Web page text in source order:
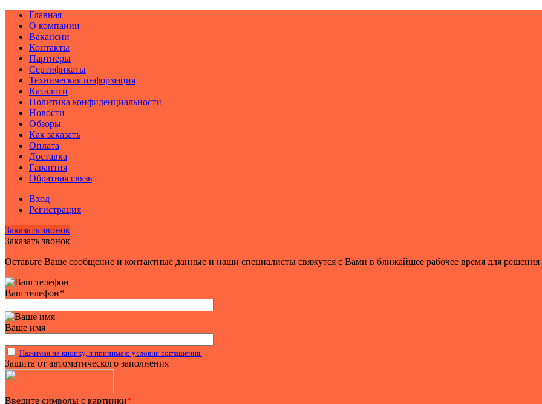
Главная
О компании
Вакансии
Контакты
Партнеры
Сертификаты
Техническая информация
Каталоги
Политика конфиденциальности
Новости
Обзоры
Как заказать
Оплата
Доставка
Гарантия
Обратная связь
Вход
Регистрация
Заказать звонок
Заказать звонок
Оставьте Ваше сообщение и контактные данные и наши специалисты свяжутся с Вами в ближайшее рабочее время для
Ваш телефон*
Ваше имя
Нажимая на кнопку, я принимаю условия соглашения.
Защита от автоматического заполнения
Введите символы с картинки*